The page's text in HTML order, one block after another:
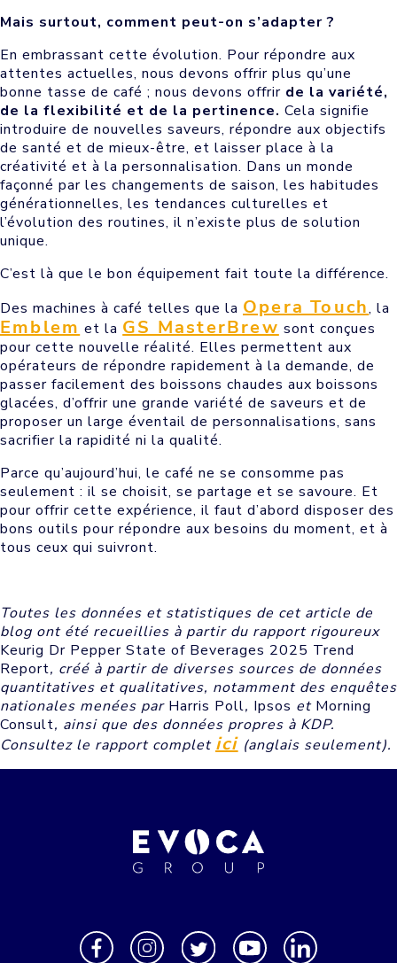
Mais surtout, comment peut-on s’adapter ?
En embrassant cette évolution. Pour répondre aux
attentes actuelles, nous devons offrir plus qu’une
bonne tasse de café ; nous devons offrir de la variété,
de la flexibilité et de la pertinence. Cela signifie
introduire de nouvelles saveurs, répondre aux objectifs
de santé et de mieux-être, et laisser place à la
créativité et à la personnalisation. Dans un monde
façonné par les changements de saison, les habitudes
générationnelles, les tendances culturelles et
l’évolution des routines, il n’existe plus de solution
unique.
C’est là que le bon équipement fait toute la différence.
Des machines à café telles que la Opera Touch, la
Emblem et la GS MasterBrew sont conçues
pour cette nouvelle réalité. Elles permettent aux
opérateurs de répondre rapidement à la demande, de
passer facilement des boissons chaudes aux boissons
glacées, d’offrir une grande variété de saveurs et de
proposer un large éventail de personnalisations, sans
sacrifier la rapidité ni la qualité.
Parce qu’aujourd’hui, le café ne se consomme pas
seulement : il se choisit, se partage et se savoure. Et
pour offrir cette expérience, il faut d’abord disposer des
bons outils pour répondre aux besoins du moment, et à
tous ceux qui suivront.
Toutes les données et statistiques de cet article de
blog ont été recueillies à partir du rapport rigoureux
Keurig Dr Pepper State of Beverages 2025 Trend
Report, créé à partir de diverses sources de données
quantitatives et qualitatives, notamment des enquêtes
nationales menées par Harris Poll, Ipsos et Morning
Consult, ainsi que des données propres à KDP.
Consultez le rapport complet ici(anglais seulement).